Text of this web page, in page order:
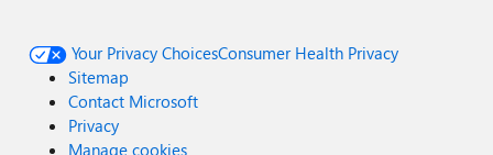
Your Privacy ChoicesConsumer Health Privacy
Sitemap
Contact Microsoft
Privacy
Manage cookies